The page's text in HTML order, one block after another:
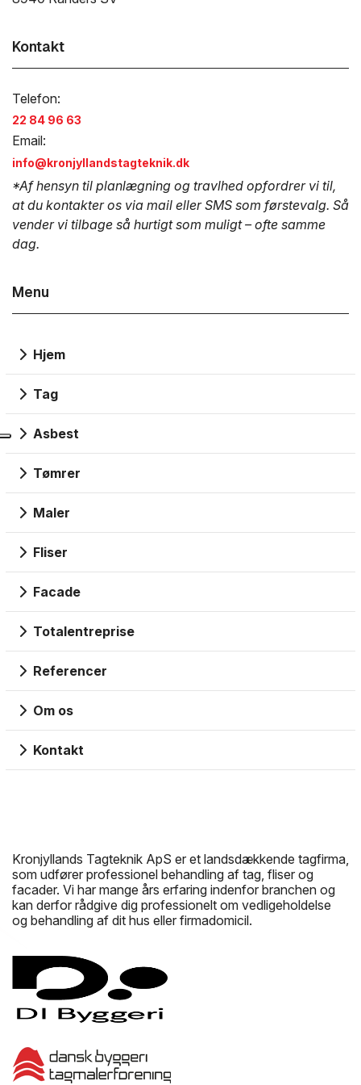
Kontakt
Telefon:
22 84 96 63
Email:
info@kronjyllandstagteknik.dk
*Af hensyn til planlægning og travlhed opfordrer vi til,
at du kontakter os via mail eller SMS som førstevalg. Så
vender vi tilbage så hurtigt som muligt – ofte samme
dag.
Menu
Hjem
Tag
Asbest
Tømrer
Maler
Fliser
Facade
Totalentreprise
Referencer
Om os
Kontakt
Kronjyllands Tagteknik ApS er et landsdækkende tagfirma,
som udfører professionel behandling af tag, fliser og
facader. Vi har mange års erfaring indenfor branchen og
kan derfor rådgive dig professionelt om vedligeholdelse
og behandling af dit hus eller firmadomicil.